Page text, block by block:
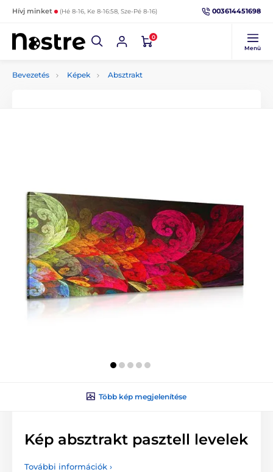
Hívj minket (Hé 8-16, Ke 8-16:58, Sze-Pé 8-16) 003614451698
0
Menü
Bevezetés Képek Absztrakt
Több kép megjelenítése
Kép absztrakt pasztell levelek
További információk ›